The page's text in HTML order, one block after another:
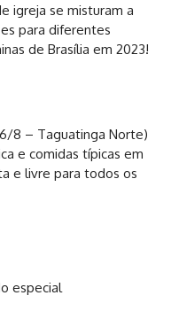
igreja se misturam a
para diferentes
de Brasília em 2023!
8 – Taguatinga Norte)
e comidas típicas em
e livre para todos os